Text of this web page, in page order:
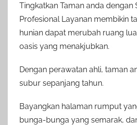
Tingkatkan Taman anda dengan
Profesional Layanan membikin
hunian dapat merubah ruang
oasis yang menakjubkan.
Dengan perawatan ahli, taman
subur sepanjang tahun.
Bayangkan halaman rumput
bunga-bunga yang semarak,